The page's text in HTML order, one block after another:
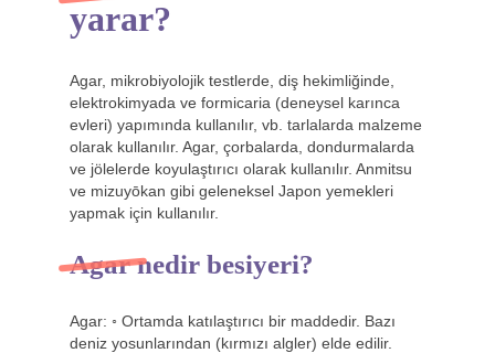
yarar?
Agar, mikrobiyolojik testlerde, diş hekimliğinde,
elektrokimyada ve formicaria (deneysel karınca
evleri) yapımında kullanılır, vb. tarlalarda malzeme
olarak kullanılır. Agar, çorbalarda, dondurmalarda
ve jölelerde koyulaştırıcı olarak kullanılır. Anmitsu
ve mizuyōkan gibi geleneksel Japon yemekleri
yapmak için kullanılır.
Agar nedir besiyeri?
Agar: ◦ Ortamda katılaştırıcı bir maddedir. Bazı
deniz yosunlarından (kırmızı algler) elde edilir.